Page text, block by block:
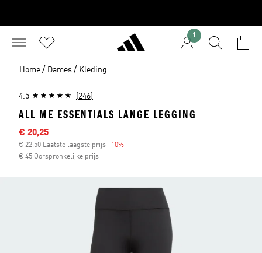
1
Home / Dames / Kleding
4.5 (246)
ALL ME ESSENTIALS LANGE LEGGING
Afgeprijsde prijs
€ 20,25
€ 22,50 Laatste laagste prijs -10%
€ 45 Oorspronkelijke prijs